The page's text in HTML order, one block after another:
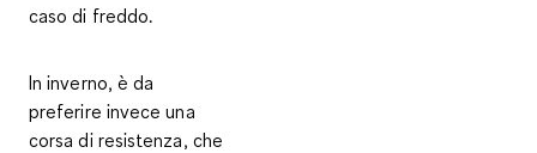
caso di freddo.
In inverno, è da
preferire inveceuna
corsa di resistenza, che